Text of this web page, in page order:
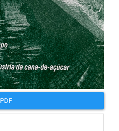
PDF